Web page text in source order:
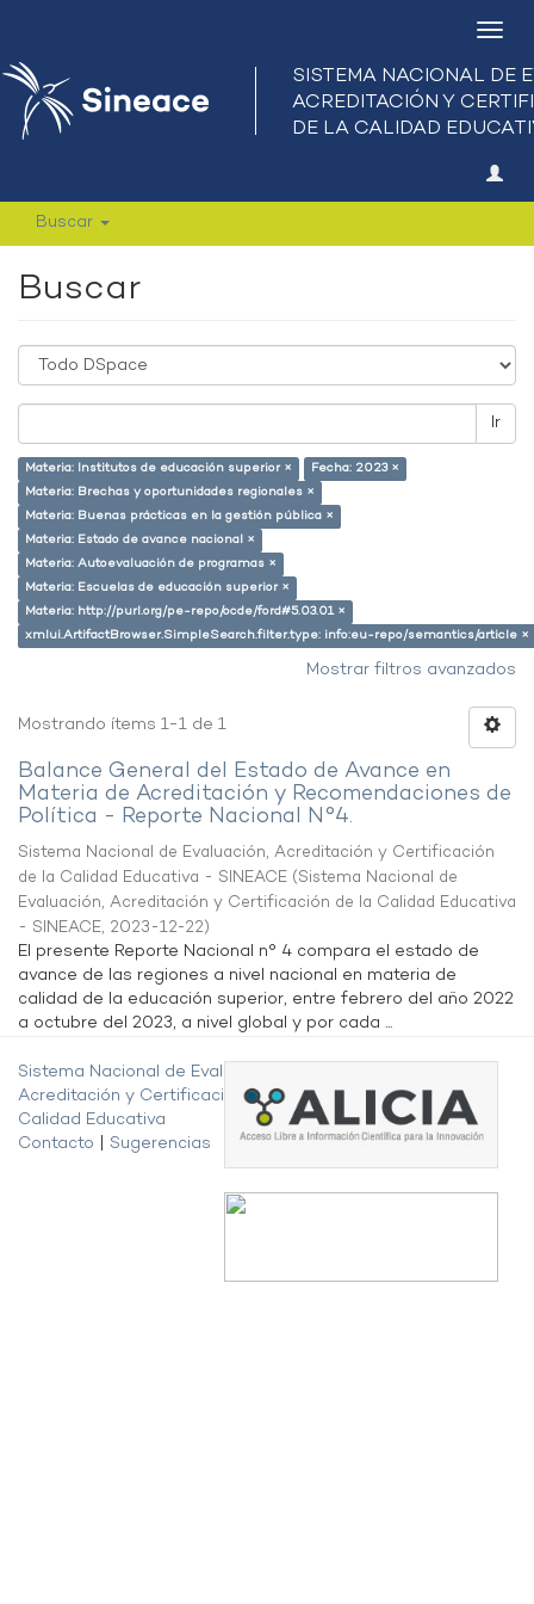
Buscar
Buscar
Ir
Materia: Institutos de educación superior ×
Fecha: 2023 ×
Materia: Brechas y oportunidades regionales ×
Materia: Buenas prácticas en la gestión pública ×
Materia: Estado de avance nacional ×
Materia: Autoevaluación de programas ×
Materia: Escuelas de educación superior ×
Materia: http://purl.org/pe-repo/ocde/ford#5.03.01 ×
xmlui.ArtifactBrowser.SimpleSearch.filter.type: info:eu-repo/semantics/article ×
Mostrar filtros avanzados
Mostrando ítems 1-1 de 1
Balance General del Estado de Avance en
Materia de Acreditación y Recomendaciones de
Política - Reporte Nacional N°4.
Sistema Nacional de Evaluación, Acreditación y Certificación
de la Calidad Educativa - SINEACE (Sistema Nacional de
Evaluación, Acreditación y Certificación de la Calidad Educativa
- SINEACE, 2023-12-22)
El presente Reporte Nacional n° 4 compara el estado de
avance de las regiones a nivel nacional en materia de
calidad de la educación superior, entre febrero del año 2022
a octubre del 2023, a nivel global y por cada ...
Sistema Nacional de Evaluación,
Acreditación y Certificación de la
Calidad Educativa
Contacto
Sugerencias